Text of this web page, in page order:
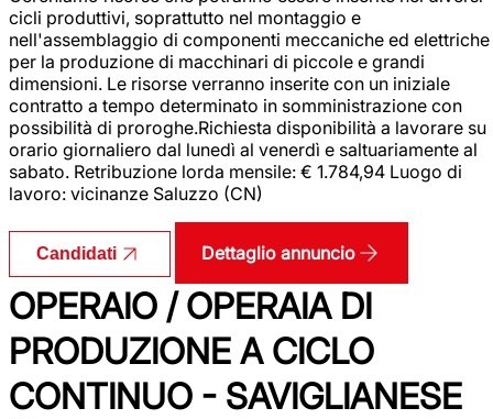
cicli produttivi, soprattutto nel montaggio e
nell'assemblaggio di componenti meccaniche ed elettriche
per la produzione di macchinari di piccole e grandi
dimensioni. Le risorse verranno inserite con un iniziale
contratto a tempo determinato in somministrazione con
possibilità di proroghe.Richiesta disponibilità a lavorare su
orario giornaliero dal lunedì al venerdì e saltuariamente al
sabato. Retribuzione lorda mensile: € 1.784,94 Luogo di
lavoro: vicinanze Saluzzo (CN)
Candidati Dettaglio annuncio
OPERAIO / OPERAIA DI
PRODUZIONE A CICLO
CONTINUO - SAVIGLIANESE